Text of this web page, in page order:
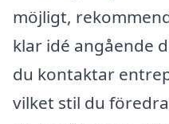
möjligt,
klar idé angående
du kontaktar
vilket stil du